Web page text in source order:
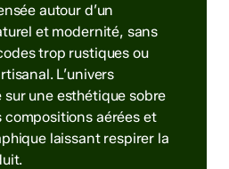
autour d’un
et modernité, sans
trop rustiques ou
L’univers
une esthétique sobre
aérées et
laissant respirer la